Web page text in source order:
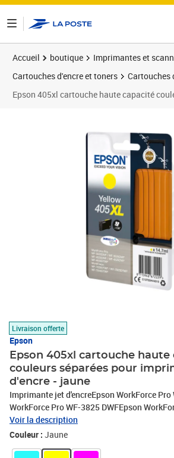
Accueil boutique
Imprimantes et
Cartouches d'encre et toners
Cartouches
Epson 405xl cartouche haute capacité
Livraison offerte
Epson
Epson 405xl cartouche haute
couleurs séparées pour
d'encre - jaune
Imprimante jet d'encreEpson WorkForce Pro
WorkForce Pro WF-3825 DWFEpson
DWTFEpson WorkForce Pro WF-4820
WF-7800 SeriesEpson WorkForce Pro WF-
Voir la description
Couleur : Jaune